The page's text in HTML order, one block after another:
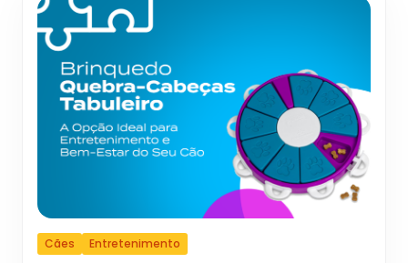
Cães Entretenimento